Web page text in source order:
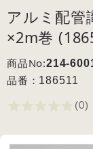
アルミ配管
×2m巻
商品No:214-
品番： 186511
(0)